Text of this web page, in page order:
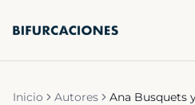
Inicio Autores Ana Busquets